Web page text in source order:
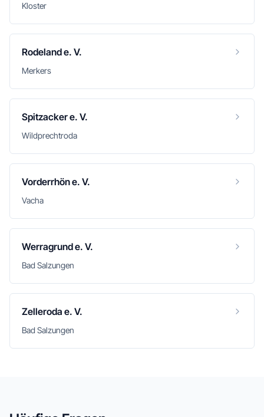
Kloster
Rodeland e. V.
Merkers
Spitzacker e. V.
Wildprechtroda
Vorderrhön e. V.
Vacha
Werragrund e. V.
Bad Salzungen
Zelleroda e. V.
Bad Salzungen